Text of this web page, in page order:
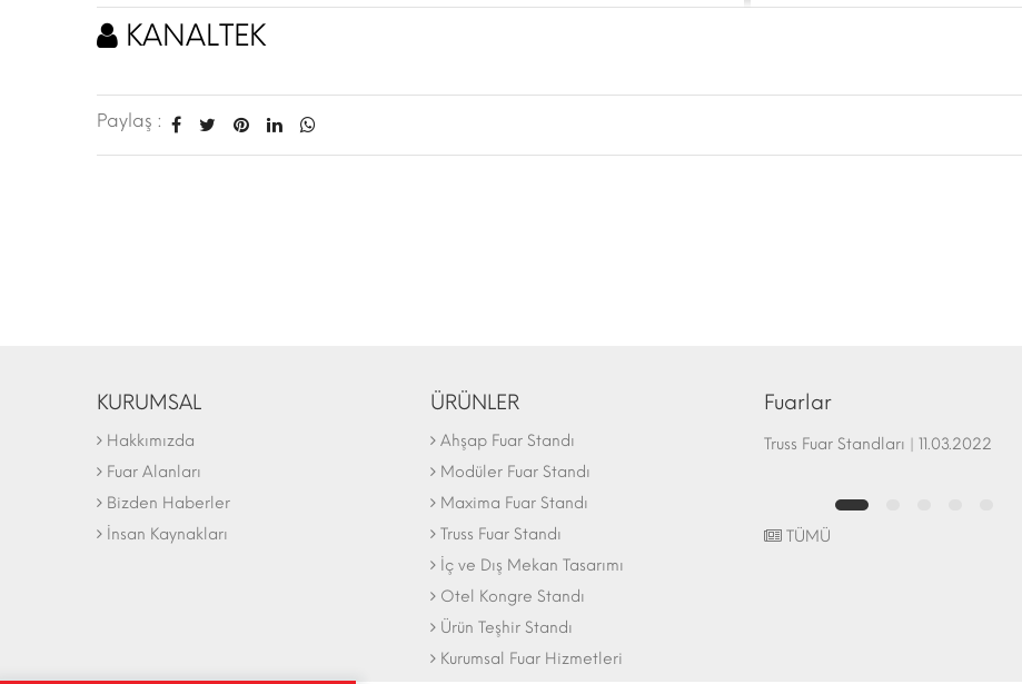
KANALTEK
Paylaş :
KURUMSAL
Hakkımızda
Fuar Alanları
Bizden Haberler
İnsan Kaynakları
ÜRÜNLER
Ahşap Fuar Standı
Modüler Fuar Standı
Maxima Fuar Standı
Truss Fuar Standı
İç ve Dış Mekan Tasarımı
Otel Kongre Standı
Ürün Teşhir Standı
Kurumsal Fuar Hizmetleri
Fuarlar
Truss Fuar Standları | 11.03.2022
TÜMÜ